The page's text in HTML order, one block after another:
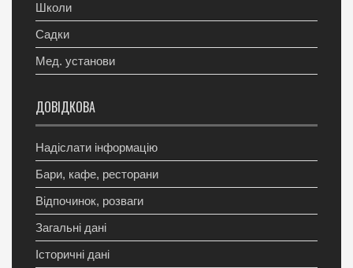
Школи
Садки
Мед. установи
ДОВІДКОВА
Надіслати інформацію
Бари, кафе, ресторани
Відпочинок, розваги
Загальні дані
Історичні дані